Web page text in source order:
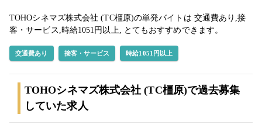
TOHOシネマズ株式会社 (TC橿原)の単発バイトは 交通費あり,接
客・サービス,時給1051円以上, とてもおすすめできます。
交通費あり 接客・サービス 時給1051円以上
TOHOシネマズ株式会社 (TC橿原)で過去募集
していた求人